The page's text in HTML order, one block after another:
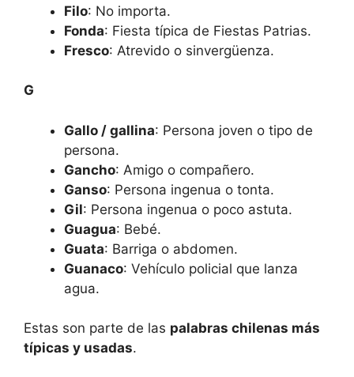
Filo: No importa.
Fonda: Fiesta típica de Fiestas Patrias.
Fresco: Atrevido o sinvergüenza.
G
Gallo / gallina: Persona joven o tipo de
persona.
Gancho: Amigo o compañero.
Ganso: Persona ingenua o tonta.
Gil: Persona ingenua o poco astuta.
Guagua: Bebé.
Guata: Barriga o abdomen.
Guanaco: Vehículo policial que lanza
agua.
Estas son parte de las palabras chilenas más
típicas y usadas.